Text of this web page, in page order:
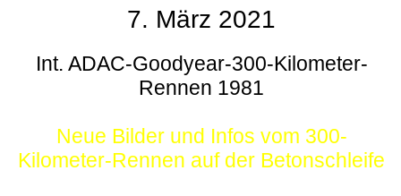
7. März 2021
Int. ADAC-Goodyear-300-Kilometer-
Rennen 1981
Neue Bilder und Infos vom 300-
Kilometer-Rennen auf der Betonschleife